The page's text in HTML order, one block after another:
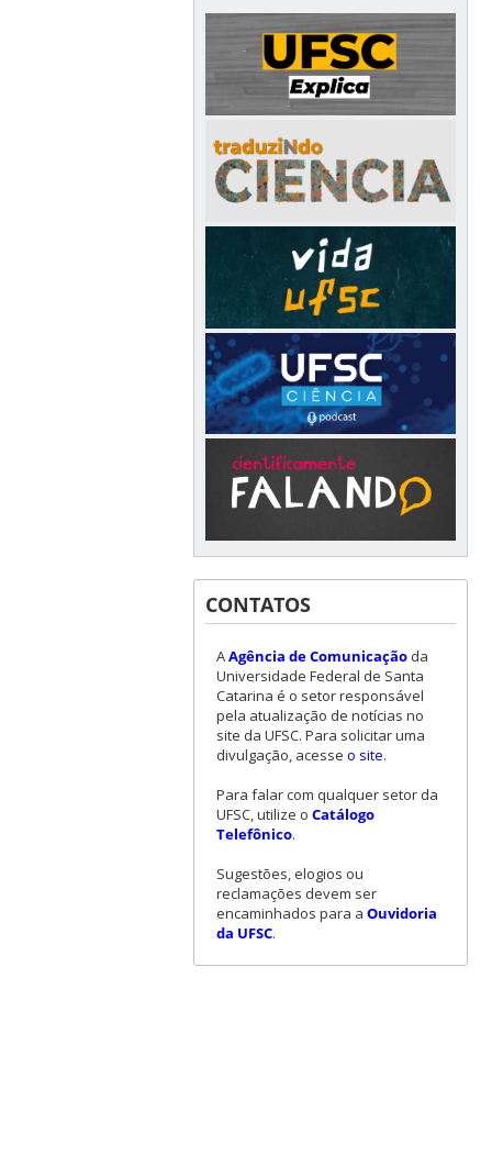
CONTATOS
AAgência de Comunicaçãoda
Universidade Federal de Santa
Catarina é o setor responsável
pela atualização de notícias no
site da UFSC. Para solicitar uma
divulgação, acesse o site.
Para falar com qualquer setor da
UFSC, utilize o Catálogo
Telefônico.
Sugestões, elogios ou
reclamações devem ser
encaminhados para a Ouvidoria
da UFSC.